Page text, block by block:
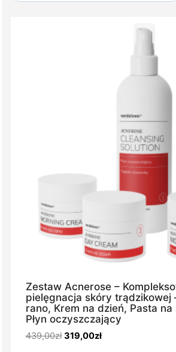
Zestaw Acnerose –
pielęgnacja skóry trądzikowej
rano, Krem na dzień, Pasta na
Płyn oczyszczający
439,00zł Pierwotna
319,00złAktualna